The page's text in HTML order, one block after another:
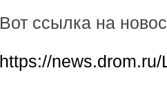
Вот ссылка на
https://